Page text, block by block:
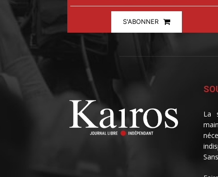
S'ABONNER
La